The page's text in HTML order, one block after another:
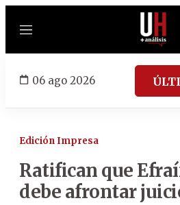
Menú
06 ago 2026
Edición Impresa
Ratifican que
debe afrontar